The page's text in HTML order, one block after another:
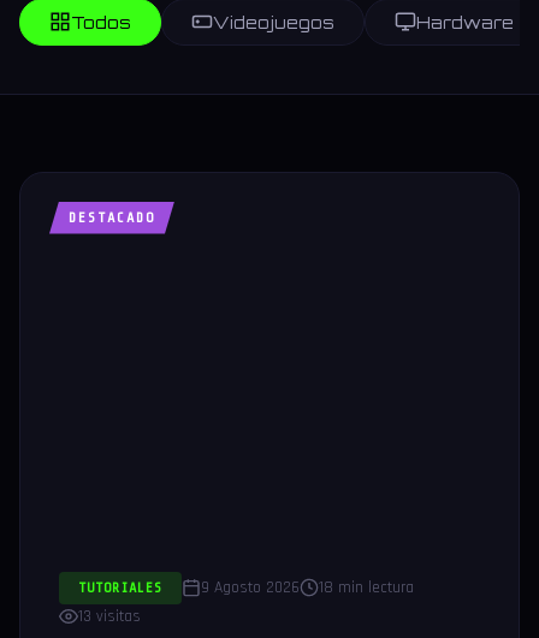
Todos Videojuegos Hardware
DESTACADO
TUTORIALES 9 Agosto 2026
18 min lectura
13 visitas